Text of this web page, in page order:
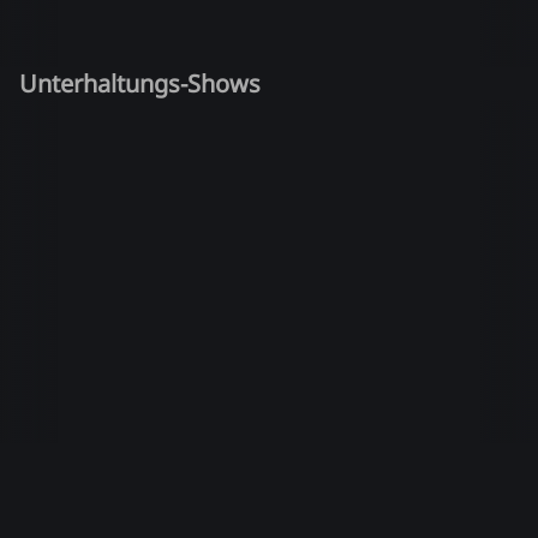
Unterhaltungs-Shows